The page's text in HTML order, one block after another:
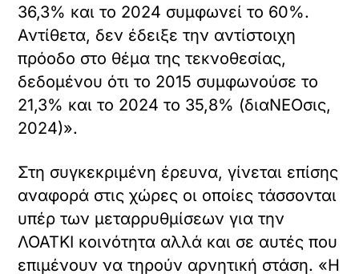
36,3% και το 2024 συμφωνεί το 60%.
Αντίθετα, δεν έδειξε την αντίστοιχη
πρόοδο στο θέμα της τεκνοθεσίας,
δεδομένου ότι το 2015 συμφωνούσε το
21,3% και το 2024 το 35,8% (διαΝΕΟσις,
2024)».
Στη συγκεκριμένη έρευνα, γίνεται επίσης
αναφορά στις χώρες οι οποίες τάσσονται
υπέρ των μεταρρυθμίσεων για την
ΛΟΑΤΚΙ κοινότητα αλλά και σε αυτές που
επιμένουν να τηρούν αρνητική στάση. «Η